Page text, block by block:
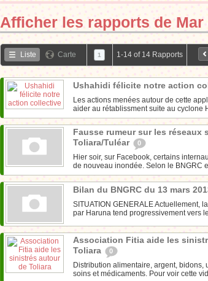
Afficher les rapports de Mar
Liste Carte 1 1-14 of 14 Rapports
Ushahidi félicite notre action
Les actions menées autour de cette
aider au rétablissment suite au cyclone
Fausse rumeur sur les réseaux
Toliara/Tuléar
0
Hier soir, sur Facebook, certains
de nouveau inondée. Selon le BNGRC
Bilan du BNGRC du 13 mars
SITUATION GENERALE Actuellement,
par Haruna tend progressivement vers le
Association Fitia aide les
Toliara
0
Distribution alimentaire, argent, bidons,
soins et médicaments. Pour voir cette